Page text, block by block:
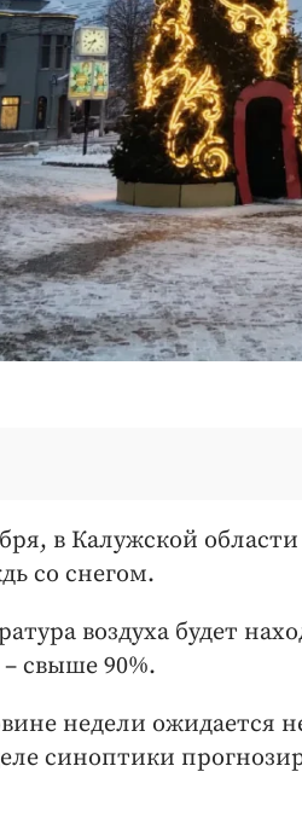
в Калужской
со снегом.
воздуха будет
свыше 90%.
недели ожидается
синоптики